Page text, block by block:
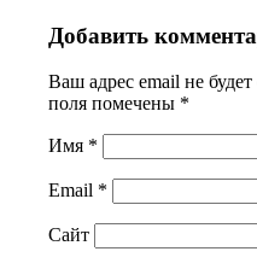
Добавить
Ваш адрес email не
поля помечены *
Имя *
Email *
Сайт